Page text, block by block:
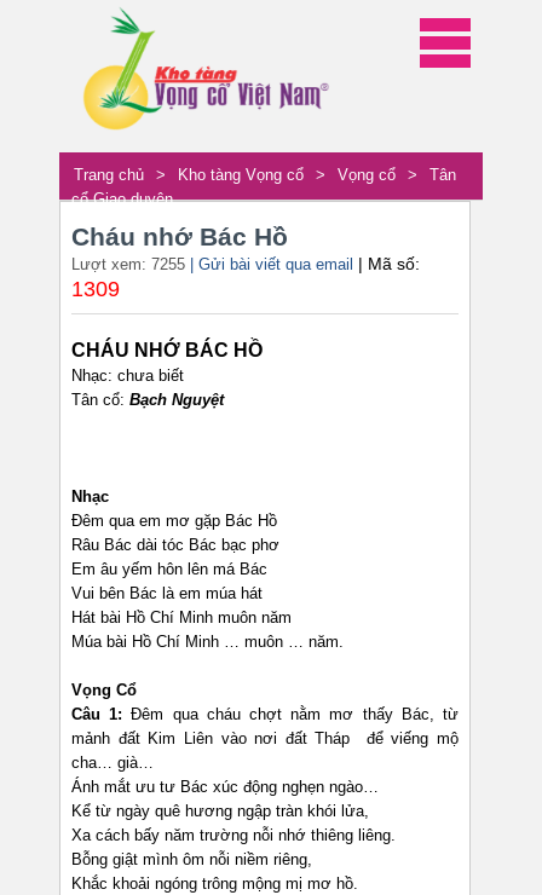
Trang chủ > Kho tàng Vọng cổ > Vọng cổ >
Tân
cổ Giao duyên
Cháu nhớ Bác Hồ
Lượt xem: 7255 | Gửi bài viết qua email | Mã số:
1309
CHÁU NHỚ BÁC HỒ
Nhạc: chưa biết
Tân cổ: Bạch Nguyệt
Nhạc
Đêm qua em mơ gặp Bác Hồ
Râu Bác dài tóc Bác bạc phơ
Em âu yếm hôn lên má Bác
Vui bên Bác là em múa hát
Hát bài Hồ Chí Minh muôn năm
Múa bài Hồ Chí Minh … muôn … năm.
Vọng Cổ
Câu 1:Đêm qua cháu chợt nằm mơ thấy Bác, từ
mảnh đất Kim Liên vào nơi đất Tháp để viếng mộ
cha… già…
Ánh mắt ưu tư Bác xúc động nghẹn ngào…
Kể từ ngày quê hương ngập tràn khói lửa,
Xa cách bấy năm trường nỗi nhớ thiêng liêng.
Bỗng giật mình ôm nỗi niềm riêng,
Khắc khoải ngóng trông mộng mị mơ hồ.